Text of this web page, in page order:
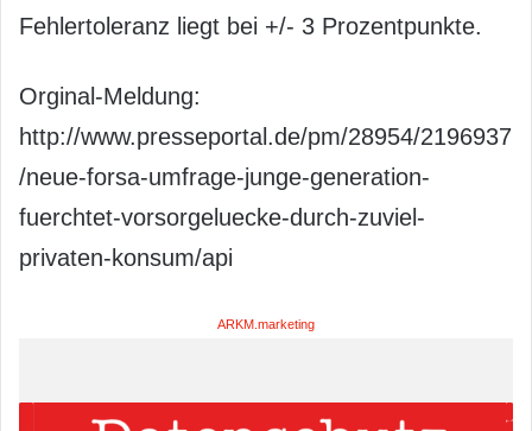
Fehlertoleranz liegt bei +/- 3 Prozentpunkte.
Orginal-Meldung:
http://www.presseportal.de/pm/28954/2196937
/neue-forsa-umfrage-junge-generation-
fuerchtet-vorsorgeluecke-durch-zuviel-
privaten-konsum/api
ARKM.marketing